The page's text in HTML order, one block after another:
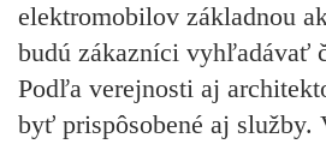
elektromobilov základnou
budú zákazníci vyhľadávať
Podľa verejnosti aj
byť prispôsobené aj služby.